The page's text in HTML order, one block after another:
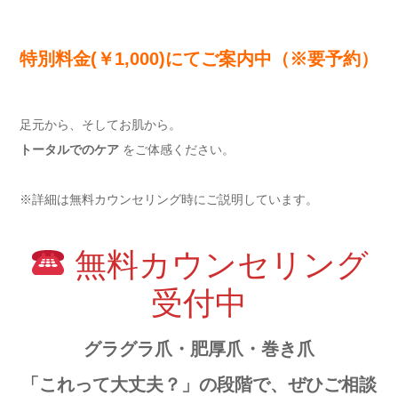
特別料金(￥1,000)にてご案内中（※要予約）
足元から、そしてお肌から。
トータルでのケア をご体感ください。
※詳細は無料カウンセリング時にご説明しています。
無料カウンセリング
受付中
グラグラ爪・肥厚爪・巻き爪
「これって大丈夫？」の段階で、ぜひご相談